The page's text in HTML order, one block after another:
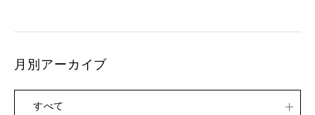
月別アーカイブ
すべて